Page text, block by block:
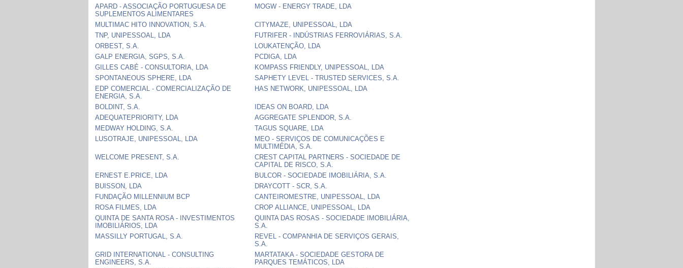
APARD - ASSOCIAÇÃO PORTUGUESA DE
SUPLEMENTOS ALIMENTARES
MOGW - ENERGY TRADE, LDA
MULTIMAC HITO INNOVATION, S.A.
CITYMAZE, UNIPESSOAL, LDA
TNP, UNIPESSOAL, LDA
FUTRIFER - INDÚSTRIAS FERROVIÁRIAS, S.A.
ORBEST, S.A.
LOUKATENÇÃO, LDA
GALP ENERGIA, SGPS, S.A.
PCDIGA, LDA
GILLES CABÉ - CONSULTORIA, LDA
KOMPASS FRIENDLY, UNIPESSOAL, LDA
SPONTANEOUS SPHERE, LDA
SAPHETY LEVEL - TRUSTED SERVICES, S.A.
EDP COMERCIAL - COMERCIALIZAÇÃO DE
ENERGIA, S.A.
HAS NETWORK, UNIPESSOAL, LDA
BOLDINT, S.A.
IDEAS ON BOARD, LDA
ADEQUATEPRIORITY, LDA
AGGREGATE SPLENDOR, S.A.
MEDWAY HOLDING, S.A.
TAGUS SQUARE, LDA
LUSOTRAJE, UNIPESSOAL, LDA
MEO - SERVIÇOS DE COMUNICAÇÕES E
MULTIMÉDIA, S.A.
WELCOME PRESENT, S.A.
CREST CAPITAL PARTNERS - SOCIEDADE DE
CAPITAL DE RISCO, S.A.
ERNEST E.PRICE, LDA
BULCOR - SOCIEDADE IMOBILIÁRIA, S.A.
BUISSON, LDA
DRAYCOTT - SCR, S.A.
FUNDAÇÃO MILLENNIUM BCP
CANTEIROMESTRE, UNIPESSOAL, LDA
ROSA FILMES, LDA
CROP ALLIANCE, UNIPESSOAL, LDA
QUINTA DE SANTA ROSA - INVESTIMENTOS
IMOBILIÁRIOS, LDA
QUINTA DAS ROSAS - SOCIEDADE IMOBILIÁRIA,
S.A.
MASSILLY PORTUGAL, S.A.
REVEL - COMPANHIA DE SERVIÇOS GERAIS,
S.A.
GRID INTERNATIONAL - CONSULTING
ENGINEERS, S.A.
MARTATAKA - SOCIEDADE GESTORA DE
PARQUES TEMÁTICOS, LDA